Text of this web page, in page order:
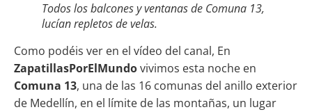
Todos los balcones y ventanas de Comuna 13,
lucían repletos de velas.
Como podéis ver en el vídeo del canal, En
ZapatillasPorElMundovivimos esta noche en
Comuna 13, una de las 16 comunas del anillo exterior
de Medellín, en el límite de las montañas, un lugar